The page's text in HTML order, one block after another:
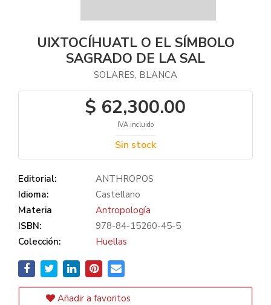
UIXTOCÍHUATL O EL SÍMBOLO
SAGRADO DE LA SAL
SOLARES, BLANCA
$ 62,300.00
IVA incluido
Sin stock
Editorial:
ANTHROPOS
Idioma:
Castellano
Materia
Antropología
ISBN:
978-84-15260-45-5
Colección:
Huellas
Añadir a favoritos